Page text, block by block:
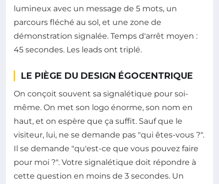
lumineux avec un message de 5 mots, un
parcours fléché au sol, et une zone de
démonstration signalée. Temps d'arrêt moyen :
45 secondes. Les leads ont triplé.
LE PIÈGE DU DESIGN ÉGOCENTRIQUE
On conçoit souvent sa signalétique pour soi-
même. On met son logo énorme, son nom en
haut, et on espère que ça suffit. Sauf que le
visiteur, lui, ne se demande pas "qui êtes-vous ?".
Il se demande "qu'est-ce que vous pouvez faire
pour moi ?". Votre signalétique doit répondre à
cette question en moins de 3 secondes. Un